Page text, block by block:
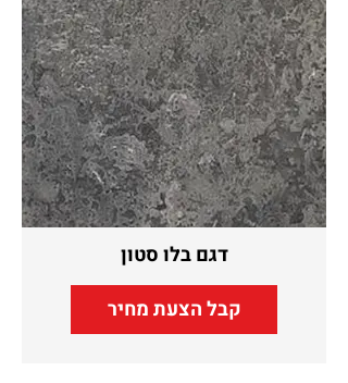
דגם בלו סטון
קבל הצעת מחיר